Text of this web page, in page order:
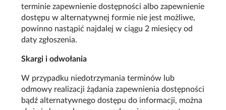
terminie zapewnienie dostępności albo zapewnienie
dostępu w alternatywnej formie nie jest możliwe,
powinno nastąpić najdalej w ciągu 2 miesięcy od
daty zgłoszenia.
Skargi i odwołania
W przypadku niedotrzymania terminów lub
odmowy realizacji żądania zapewnienia dostępności
bądź alternatywnego dostępu do informacji, można